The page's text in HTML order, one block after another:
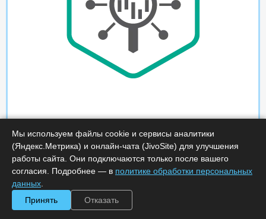
Мы используем файлы cookie и сервисы аналитики
(Яндекс.Метрика) и онлайн-чата (JivoSite) для улучшения
работы сайта. Они подключаются только после вашего
согласия. Подробнее — в политике обработки персональных
данных
Принять
Отказать